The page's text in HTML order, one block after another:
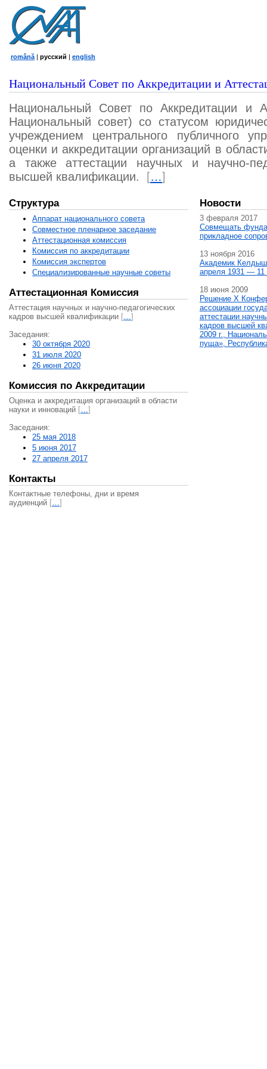
română | русский | english
Национальный Совет по Аккредитации и
Национальный Совет по Аккредитации и
Национальный совет) со статусом
учреждением центрального публичного
оценки и аккредитации организаций в
а также аттестации научных и научно-
высшей квалификации.
[…]
Структура
Аппарат национального совета
Совместное пленарное заседание
Аттестационная комисcия
Комиссия по аккредитации
Комиссия экспертов
Специализированные научные советы
Аттестационная Комиссия
Аттестация научных и научно-педагогических
кадров высшей квалификации […]
Заседания:
30 октября 2020
31 июля 2020
26 июня 2020
Комиссия по Аккредитации
Оценка и аккредитация организаций в области
науки и инноваций […]
Заседания:
25 мая 2018
5 июня 2017
27 апреля 2017
Контакты
Контактные телефоны, дни и время
аудиенций […]
Новости
3 февраля 2017
Совмещать
прикладное
13 ноября 2016
Академик
апреля 1931 — 11
18 июня 2009
Решение X
ассоциации
аттестации
кадров высшей
2009 г.,
пуща»,